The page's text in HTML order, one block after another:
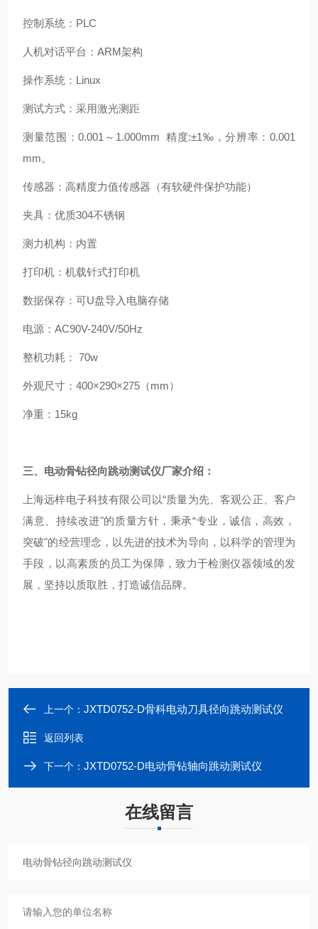
控制系统：PLC
人机对话平台：ARM架构
操作系统：Linux
测试方式：采用激光测距
测量范围：0.001～1.000mm 精度:±1‰，分辨率：0.001
mm。
传感器：高精度力值传感器（有软硬件保护功能）
夹具：优质304不锈钢
测力机构：内置
打印机：机载针式打印机
数据保存：可U盘导入电脑存储
电源：AC90V-240V/50Hz
整机功耗： 70w
外观尺寸：400×290×275（mm）
净重：15kg
三、 电动骨钻径向跳动测试仪厂家介绍：
上海远梓电子科技有限公司以“质量为先、客观公正、客户
满意、持续改进"的质量方针，秉承“专业，诚信，高效，
突破"的经营理念，以先进的技术为导向，以科学的管理为
手段，以高素质的员工为保障，致力于检测仪器领域的发
展，坚持以质取胜，打造诚信品牌。
上一个： JXTD0752-D骨科电动刀具径向跳动测试仪
返回列表
下一个： JXTD0752-D电动骨钻轴向跳动测试仪
在线留言